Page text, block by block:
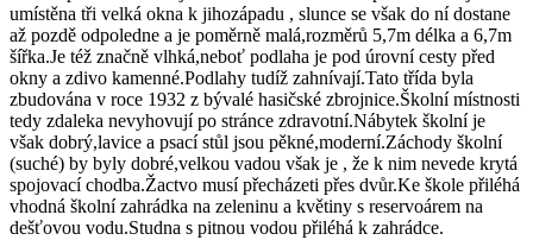
umístěna tři velká okna k jihozápadu , slunce se však do ní dostane
až pozdě odpoledne a je poměrně malá,rozměrů 5,7m délka a 6,7m
šířka.Je též značně vlhká,neboť podlaha je pod úrovní cesty před
okny a zdivo kamenné.Podlahy tudíž zahnívají.Tato třída byla
zbudována v roce 1932 z bývalé hasičské zbrojnice.Školní místnosti
tedy zdaleka nevyhovují po stránce zdravotní.Nábytek školní je
však dobrý,lavice a psací stůl jsou pěkné,moderní.Záchody školní
(suché) by byly dobré,velkou vadou však je , že k nim nevede krytá
spojovací chodba.Žactvo musí přecházeti přes dvůr.Ke škole přiléhá
vhodná školní zahrádka na zeleninu a květiny s reservoárem na
dešťovou vodu.Studna s pitnou vodou přiléhá k zahrádce.